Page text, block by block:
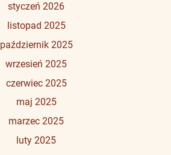
styczeń 2026
listopad 2025
październik 2025
wrzesień 2025
czerwiec 2025
maj 2025
marzec 2025
luty 2025